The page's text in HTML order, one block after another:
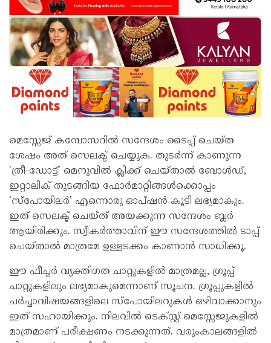
മെസ്സേജ് കമ്പോസറിൽ സന്ദേശം ടൈപ്പ് ചെയ്ത
ശേഷം അത് സെലക്ട് ചെയ്യുക. തുടർന്ന് കാണുന്ന
'ത്രീ-ഡോട്ട്' മെനുവിൽ ക്ലിക്ക് ചെയ്താൽ ബോൾഡ്,
ഇറ്റാലിക് തുടങ്ങിയ ഫോർമാറ്റിങ്ങൾക്കൊപ്പം
'സ്പോയിലർ' എന്നൊരു ഓപ്ഷൻ കൂടി ലഭ്യമാകും.
ഇത് സെലക്ട് ചെയ്ത് അയക്കുന്ന സന്ദേശം ബ്ലർ
ആയിരിക്കും. സ്വീകർത്താവിന് ഈ സന്ദേശത്തിൽ ടാപ്പ്
ചെയ്താൽ മാത്രമേ ഉള്ളടക്കം കാണാൻ സാധിക്കൂ.
ഈ ഫീച്ചർ വ്യക്തിഗത ചാറ്റുകളിൽ മാത്രമല്ല, ഗ്രൂപ്പ്
ചാറ്റുകളിലും ലഭ്യമാകുമെന്നാണ് സൂചന. ഗ്രൂപ്പുകളിൽ
ചർച്ചാവിഷയങ്ങളിലെ സ്പോയിലറുകൾ ഒഴിവാക്കാനും
ഇത് സഹായിക്കും. നിലവിൽ ടെക്സ്റ്റ് മെസ്സേജുകളിൽ
മാത്രമാണ് പരീക്ഷണം നടക്കുന്നത്. വരുംകാലങ്ങളിൽ